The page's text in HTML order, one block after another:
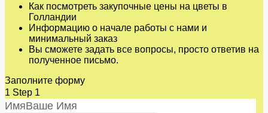
Как посмотреть закупочные цены на цветы в
Голландии
Информацию о начале работы с нами и
минимальный заказ
Вы сможете задать все вопросы, просто ответив на
полученное письмо.
Заполните форму
1 Step 1
ИмяВаше Имя